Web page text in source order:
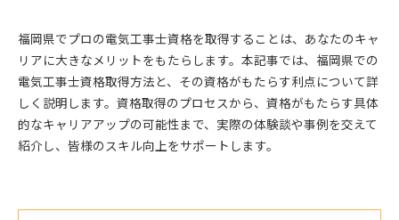
福岡県でプロの電気工事士資格を取得することは、あなたのキャ
リアに大きなメリットをもたらします。本記事では、福岡県での
電気工事士資格取得方法と、その資格がもたらす利点について詳
しく説明します。資格取得のプロセスから、資格がもたらす具体
的なキャリアアップの可能性まで、実際の体験談や事例を交えて
紹介し、皆様のスキル向上をサポートします。